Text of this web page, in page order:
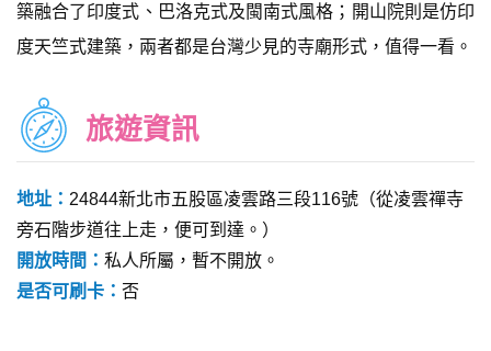
築融合了印度式、巴洛克式及閩南式風格；開山院則是仿印
度天竺式建築，兩者都是台灣少見的寺廟形式，值得一看。
旅遊資訊
地址： 24844新北市五股區凌雲路三段116號（從凌雲禪寺
旁石階步道往上走，便可到達。）
開放時間： 私人所屬，暫不開放。
是否可刷卡： 否